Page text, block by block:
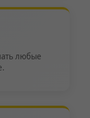
любые